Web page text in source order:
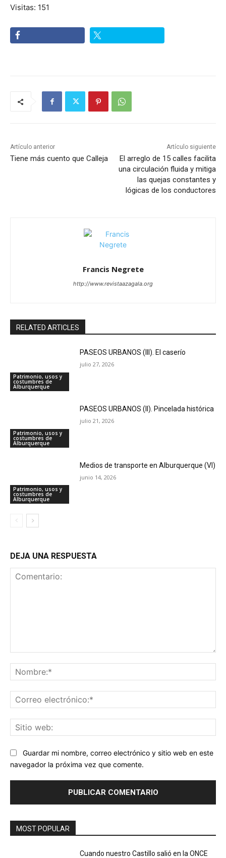
Visitas: 151
Artículo anterior
Tiene más cuento que Calleja
Artículo siguiente
El arreglo de 15 calles facilita
una circulación fluida y mitiga
las quejas constantes y
lógicas de los conductores
Francis Negrete
http://www.revistaazagala.org
RELATED ARTICLES
Patrimonio, usos y
costumbres de
Alburquerque
PASEOS URBANOS (III). El caserío
julio 27, 2026
Patrimonio, usos y
costumbres de
Alburquerque
PASEOS URBANOS (II). Pincelada histórica
julio 21, 2026
Patrimonio, usos y
costumbres de
Alburquerque
Medios de transporte en Alburquerque (VI)
junio 14, 2026
DEJA UNA RESPUESTA
Guardar mi nombre, correo electrónico y sitio web en este
navegador la próxima vez que comente.
MOST POPULAR
Cuando nuestro Castillo salió en la ONCE